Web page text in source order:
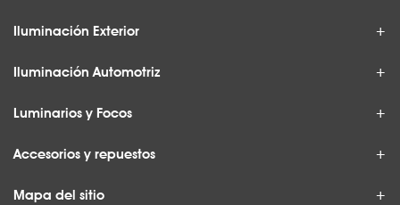
Iluminación Exterior
Iluminación Automotriz
Luminarios y Focos
Accesorios y repuestos
Mapa del sitio